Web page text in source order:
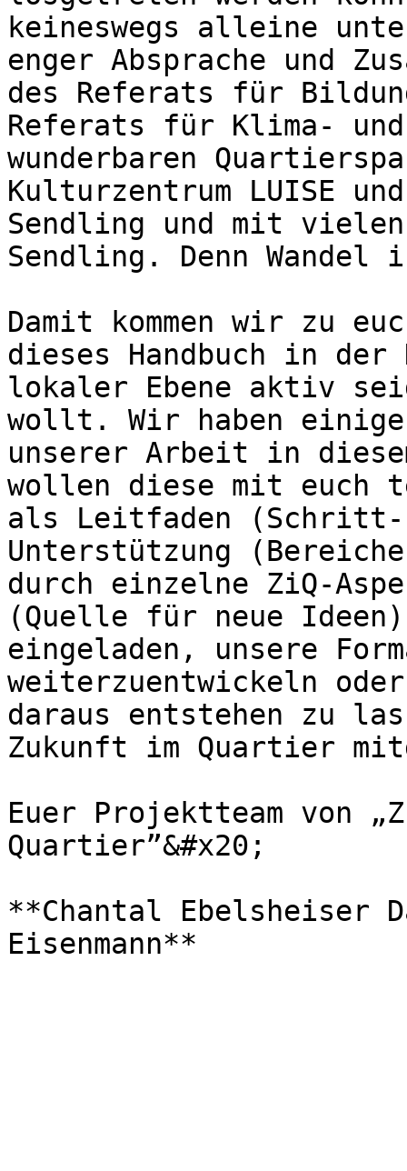
keineswegs alleine
enger Absprache und
des Referats für
Referats für Klima-
wunderbaren
Kulturzentrum LUISE
Sendling und mit
Sendling. Denn Wandel
Damit kommen wir zu
dieses Handbuch in
lokaler Ebene aktiv
wollt. Wir haben einige
unserer Arbeit in
wollen diese mit euch
als Leitfaden
Unterstützung
durch einzelne ZiQ-
(Quelle für neue
eingeladen, unsere
weiterzuentwickeln
daraus entstehen zu
Zukunft im Quartier
Euer Projektteam von
Quartier”&#x20;
**Chantal Ebelsheiser